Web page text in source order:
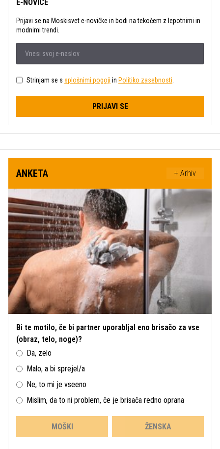
E-NOVICE
Prijavi se na Moskisvet e-novičke in bodi na tekočem z lepotnimi in
modnimi trendi.
Strinjam se s splošnimi pogoji in Politiko zasebnosti
PRIJAVI SE
ANKETA + Arhiv
Bi te motilo, če bi partner uporabljal eno brisačo za vse
(obraz, telo, noge)?
Da, zelo
Malo, a bi sprejel/a
Ne, to mi je vseeno
Mislim, da to ni problem, če je brisača redno oprana
MOŠKI ŽENSKA